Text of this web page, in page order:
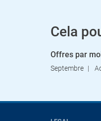
Cela
Offres par
Septembre